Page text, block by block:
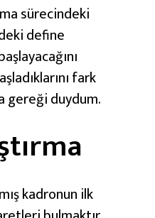
sürecindeki
define
fark
gereği duydum.
kadronun ilk